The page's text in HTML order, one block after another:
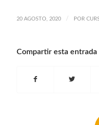
20 AGOSTO, 2020 / POR
Compartir esta entrada